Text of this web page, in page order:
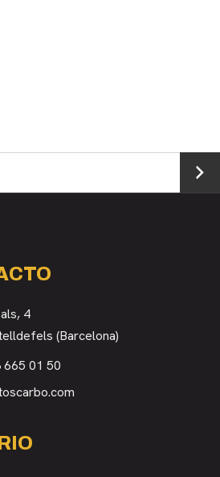
→
4
(Barcelona)
665 01 50